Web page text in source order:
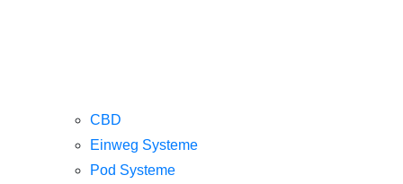
CBD
Einweg Systeme
Pod Systeme